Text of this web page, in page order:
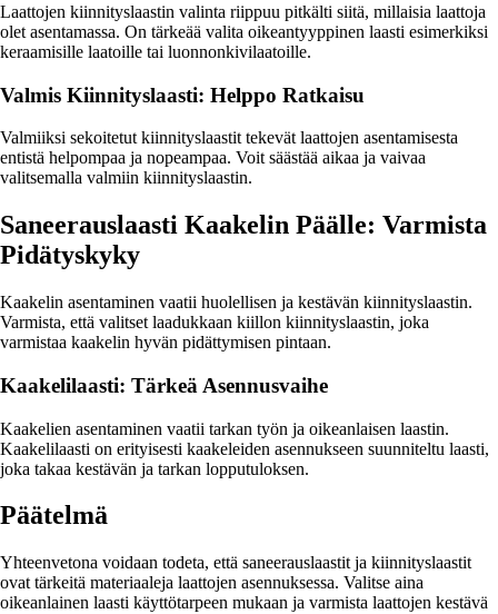
Laattojen kiinnityslaastin valinta riippuu pitkälti siitä, millaisia laattoja
olet asentamassa. On tärkeää valita oikeantyyppinen laasti esimerkiksi
keraamisille laatoille tai luonnonkivilaatoille.
Valmis Kiinnityslaasti: Helppo Ratkaisu
Valmiiksi sekoitetut kiinnityslaastit tekevät laattojen asentamisesta
entistä helpompaa ja nopeampaa. Voit säästää aikaa ja vaivaa
valitsemalla valmiin kiinnityslaastin.
Saneerauslaasti Kaakelin Päälle: Varmista
Pidätyskyky
Kaakelin asentaminen vaatii huolellisen ja kestävän kiinnityslaastin.
Varmista, että valitset laadukkaan kiillon kiinnityslaastin, joka
varmistaa kaakelin hyvän pidättymisen pintaan.
Kaakelilaasti: Tärkeä Asennusvaihe
Kaakelien asentaminen vaatii tarkan työn ja oikeanlaisen laastin.
Kaakelilaasti on erityisesti kaakeleiden asennukseen suunniteltu laasti,
joka takaa kestävän ja tarkan lopputuloksen.
Päätelmä
Yhteenvetona voidaan todeta, että saneerauslaastit ja kiinnityslaastit
ovat tärkeitä materiaaleja laattojen asennuksessa. Valitse aina
oikeanlainen laasti käyttötarpeen mukaan ja varmista laattojen kestävä